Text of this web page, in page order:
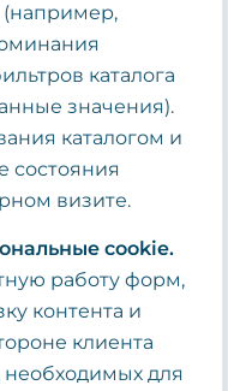
(например,
каталога
значения).
каталогом и
состояния
визите.
cookie.
работу форм,
контента и
клиента
необходимых для